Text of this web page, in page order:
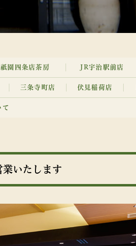
祇園四条店茶房 JR宇治駅前店
三条寺町店 伏見稲荷店
て
業いたします